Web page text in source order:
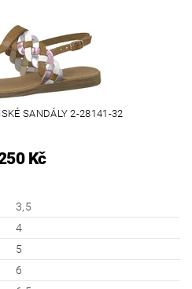
SANDÁLY 2-28141-32
Kč
3,5
4
5
6